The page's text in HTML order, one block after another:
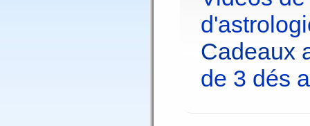
Cadeaux
de 3 dés